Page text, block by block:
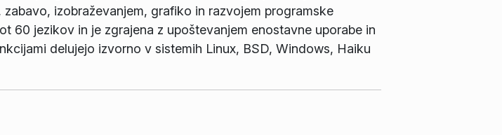
izobraževanjem, grafiko in razvojem programske
60 jezikov in je zgrajena z upoštevanjem enostavne uporabe in
delujejo izvorno v sistemih Linux, BSD, Windows, Haiku